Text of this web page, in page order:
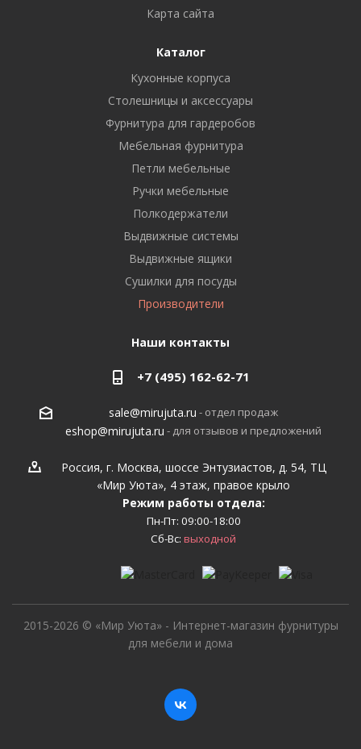
Карта сайта
Каталог
Кухонные корпуса
Столешницы и аксессуары
Фурнитура для гардеробов
Мебельная фурнитура
Петли мебельные
Ручки мебельные
Полкодержатели
Выдвижные системы
Выдвижные ящики
Сушилки для посуды
Производители
Наши контакты
+7 (495) 162-62-71
sale@mirujuta.ru - отдел продаж
eshop@mirujuta.ru - для отзывов и предложений
Россия, г. Москва, шоссе Энтузиастов, д. 54, ТЦ
«Мир Уюта», 4 этаж, правое крыло
Режим работы отдела:
Пн-Пт: 09:00-18:00
Сб-Вс: выходной
2015-2026 © «Мир Уюта» - Интернет-магазин фурнитуры
для мебели и дома